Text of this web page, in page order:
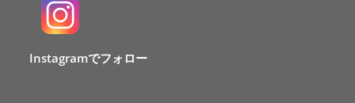
Instagramでフォロー